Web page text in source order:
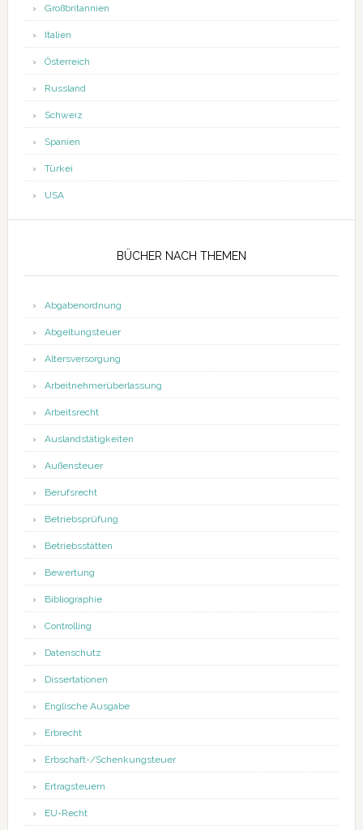
Großbritannien
Italien
Österreich
Russland
Schweiz
Spanien
Türkei
USA
BÜCHER NACH THEMEN
Abgabenordnung
Abgeltungsteuer
Altersversorgung
Arbeitnehmerüberlassung
Arbeitsrecht
Auslandstätigkeiten
Außensteuer
Berufsrecht
Betriebsprüfung
Betriebsstätten
Bewertung
Bibliographie
Controlling
Datenschutz
Dissertationen
Englische Ausgabe
Erbrecht
Erbschaft-/Schenkungsteuer
Ertragsteuern
EU-Recht